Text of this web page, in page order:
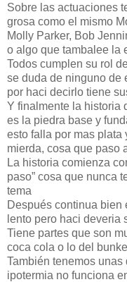
Sobre las actuaciones
grosa como el mismo
Molly Parker, Bob
o algo que tambalee la
Todos cumplen su rol
se duda de ninguno de
por haci decirlo tiene
Y finalmente la historia
es la piedra base y
esto falla por mas plata
mierda, cosa que paso
La historia comienza
paso” cosa que nunca
tema
Después continua bien
lento pero haci deveria
Tiene partes que son
coca cola o lo del
También tenemos
ipotermia no funciona